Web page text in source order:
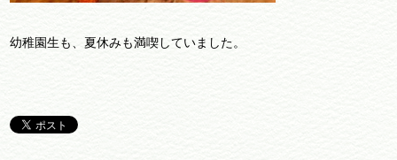
幼稚園生も、夏休みも満喫していました。